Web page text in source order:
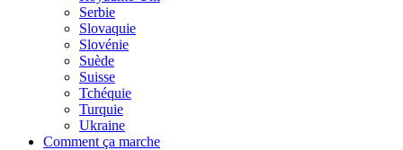
Serbie
Slovaquie
Slovénie
Suède
Suisse
Tchéquie
Turquie
Ukraine
Comment ça marche